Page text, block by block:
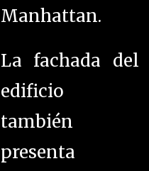
Manhattan.
La fachada del
edificio
también
presenta